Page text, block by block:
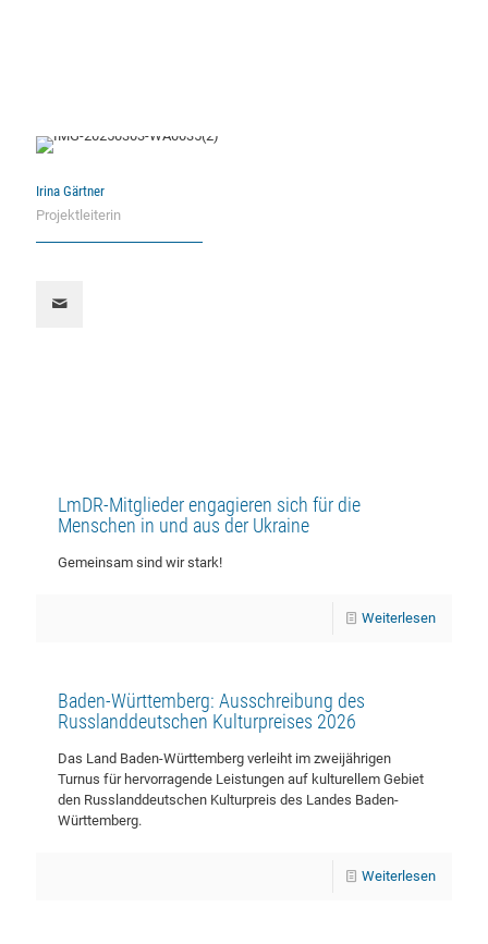
Irina Gärtner
Projektleiterin
LmDR-Mitglieder engagieren sich für die
Menschen in und aus der Ukraine
Gemeinsam sind wir stark!
Weiterlesen
Baden-Württemberg: Ausschreibung des
Russlanddeutschen Kulturpreises 2026
Das Land Baden-Württemberg verleiht im zweijährigen
Turnus für hervorragende Leistungen auf kulturellem Gebiet
den Russlanddeutschen Kulturpreis des Landes Baden-
Württemberg.
Weiterlesen